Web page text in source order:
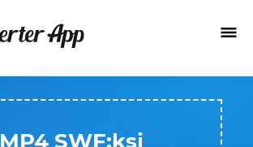
MP4 SWF:ksi